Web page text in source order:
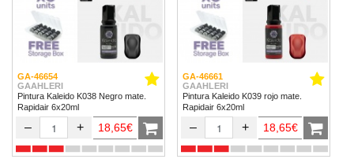
GA-46654
GAAHLERI
Pintura Kaleido K038 Negro mate.
Rapidair 6x20ml
– + 18,65€
GA-46661
GAAHLERI
Pintura Kaleido K039 rojo mate.
Rapidair 6x20ml
– + 18,65€